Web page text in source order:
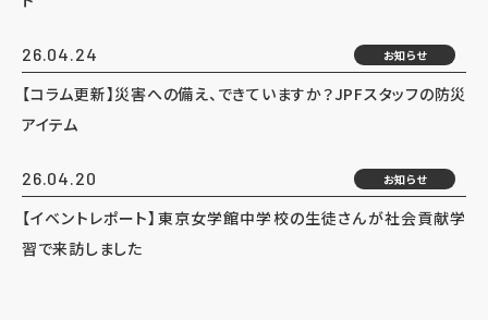
26.04.24 お知らせ
【コラム更新】災害への備え、できていますか？JPFスタッフの防災
アイテム
26.04.20 お知らせ
【イベントレポート】東京女学館中学校の生徒さんが社会貢献学
習で来訪しました